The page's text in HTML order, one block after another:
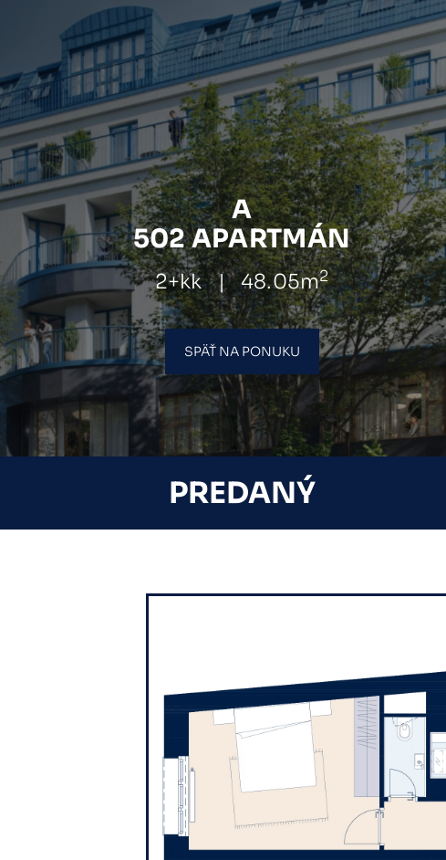
A
502 APARTMÁN
2+kk | 48.05m2
SPÄŤ NA PONUKU
PREDANÝ